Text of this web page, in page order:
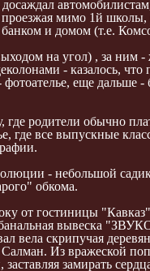
мимо 1й
и домом (т.е.
на угол) , за ним
- казалось,
еще дальше
где родители обычно
где все выпускные
- небольшой
обкома.
от гостиницы
вывеска
вела скрипучая
Из вражеской
замирать